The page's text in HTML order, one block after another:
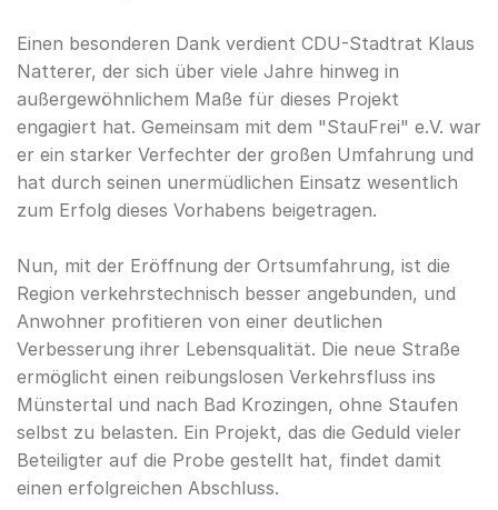
Einen besonderen Dank verdient CDU-Stadtrat Klaus
Natterer, der sich über viele Jahre hinweg in
außergewöhnlichem Maße für dieses Projekt
engagiert hat. Gemeinsam mit dem "StauFrei" e.V. war
er ein starker Verfechter der großen Umfahrung und
hat durch seinen unermüdlichen Einsatz wesentlich
zum Erfolg dieses Vorhabens beigetragen.
Nun, mit der Eröffnung der Ortsumfahrung, ist die
Region verkehrstechnisch besser angebunden, und
Anwohner profitieren von einer deutlichen
Verbesserung ihrer Lebensqualität. Die neue Straße
ermöglicht einen reibungslosen Verkehrsfluss ins
Münstertal und nach Bad Krozingen, ohne Staufen
selbst zu belasten. Ein Projekt, das die Geduld vieler
Beteiligter auf die Probe gestellt hat, findet damit
einen erfolgreichen Abschluss.